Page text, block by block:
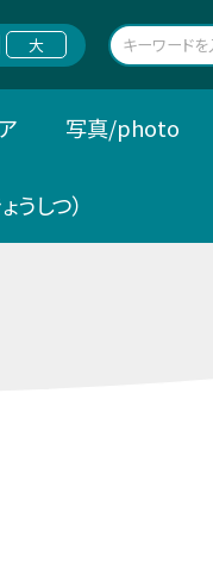
大
写真/photo
しつ）